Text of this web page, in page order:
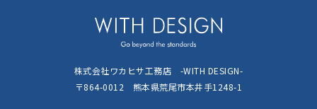
株式会社ワカヒサ工務店 -WITH DESIGN-
〒864-0012 熊本県荒尾市本井手1248-1